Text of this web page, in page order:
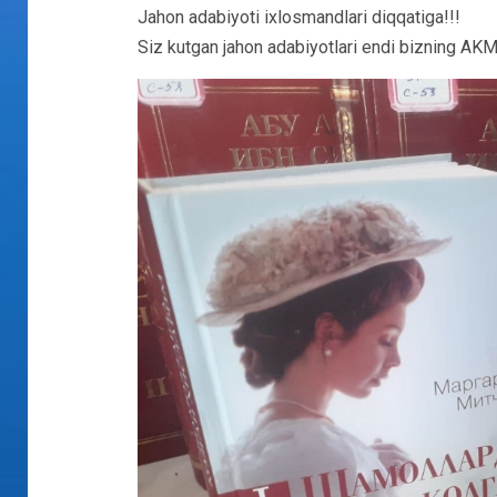
Jahon adabiyoti ixlosmandlari diqqatiga!!!
Siz kutgan jahon adabiyotlari endi bizning